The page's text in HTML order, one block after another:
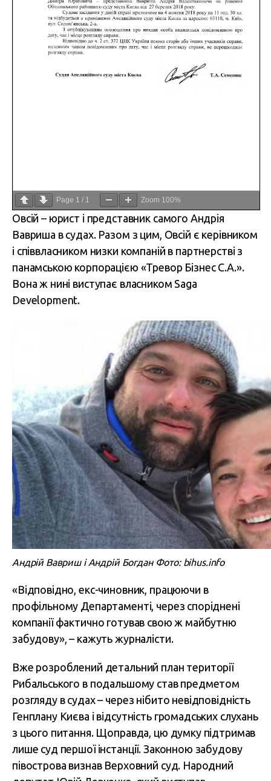
Page 1 / 1 Zoom 100%
Овсій – юрист і представник самого Андрія
Вавриша в судах. Разом з цим, Овсій є керівником
і співвласником низки компаній в партнерстві з
панамською корпорацією «Тревор Бізнес С.А.».
Вона ж нині виступає власником Saga
Development.
Андрій Вавриш і Андрій Богдан Фото: bihus.info
«Відповідно, екс-чиновник, працюючи в
профільному Департаменті, через споріднені
компанії фактично готував свою ж майбутню
забудову», – кажуть журналісти.
Вже розроблений детальний план території
Рибальського в подальшому став предметом
розгляду в судах – через нібито невідповідність
Генплану Києва і відсутність громадських слухань
з цього питання. Щоправда, цю думку підтримав
лише суд першої інстанції. Законною забудову
півострова визнав Верховний суд. Народний